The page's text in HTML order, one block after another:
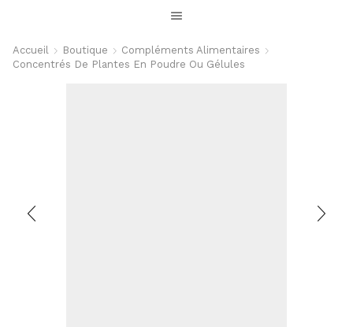
Accueil Boutique
Compléments Alimentaires
Concentrés De Plantes En Poudre Ou Gélules